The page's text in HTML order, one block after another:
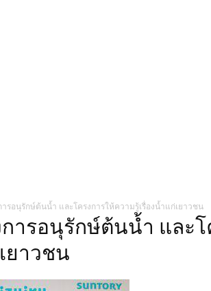
ารอนุรักษ์ต้นน้ำ และโครงการให้ความรู้เรื่องน้ำแก่เยาวชน
ารอนุรักษ์ต้นน้ำ และ
ยาวชน